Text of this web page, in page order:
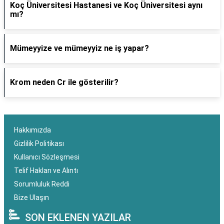
Koç Üniversitesi Hastanesi ve Koç Üniversitesi aynı
mı?
Mümeyyize ve mümeyyiz ne iş yapar?
Krom neden Cr ile gösterilir?
Hakkımızda
Gizlilik Politikası
Kullanıcı Sözleşmesi
Telif Hakları ve Alıntı
Sorumluluk Reddi
Bize Ulaşın
SON EKLENEN YAZILAR